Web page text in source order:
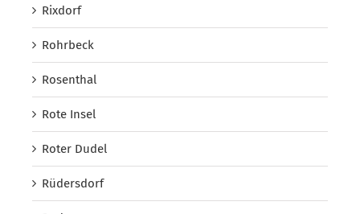
Rixdorf
Rohrbeck
Rosenthal
Rote Insel
Roter Dudel
Rüdersdorf